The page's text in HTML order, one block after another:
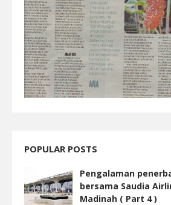
POPULAR POSTS
Pengalaman
bersama Saudia
Madinah ( Part 4 )